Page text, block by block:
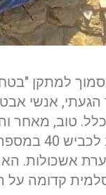
אנשי
טוב, מאחר
המתוכנן
אשכולות.
קדומה על